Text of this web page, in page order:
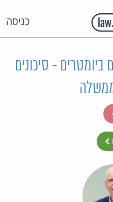
כניסה
- סיכונים